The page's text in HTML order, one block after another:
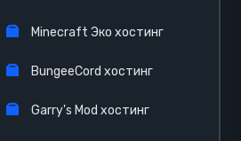
Minecraft Эко хостинг
BungeeCord хостинг
Garry's Mod хостинг